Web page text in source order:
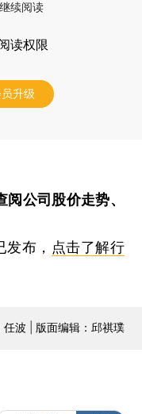
续阅读
读权限
升级
阅公司股价走势、
布， 点击了解行
任波 | 版面编辑：邱祺璞